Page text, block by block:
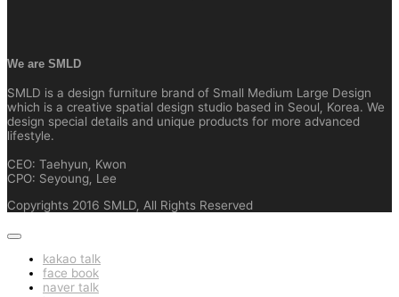
We are SMLD
SMLD is a design furniture brand of Small Medium Large Design
which is a creative spatial design studio based in Seoul, Korea. We
design special details and unique products for more advanced
lifestyle.
CEO: Taehyun, Kwon
CPO: Seyoung, Lee
Copyrights 2016 SMLD, All Rights Reserved
kakao talk
face book
naver talk